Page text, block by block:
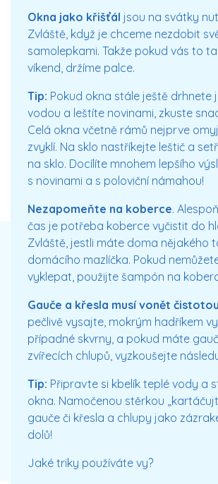
Okna jako křišťál jsou na svátky
Zvláště, když je chceme nezdobit
samolepkami. Takže pokud vás to
víkend, držíme palce.
Tip: Pokud okna stále ještě drhnete
vodou a leštíte novinami, zkuste
Celá okna včetně rámů nejprve
zvyklí. Na sklo nastříkejte leštič a
na sklo. Docílíte mnohem lepšího
s novinami a s poloviční námahou!
Nezapomeňte na koberce.
čas je potřeba koberce vyčistit do
Zvláště, jestli máte doma nějakého
domácího mazlíčka. Pokud
vyklepat, použijte šampón na
Gauče a křesla musí vonět čistotou
pečlivě vysajte, mokrým hadříkem
případné skvrny, a pokud máte
zvířecích chlupů, vyzkoušejte
Tip: Připravte si kbelík teplé vody a
okna. Namočenou stěrkou
gauče či křesla a chlupy jako
dolů!
Jaké triky používáte vy?